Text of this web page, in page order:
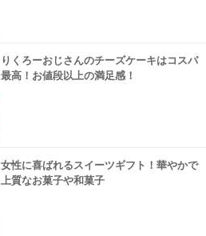
りくろーおじさんのチーズケーキはコスパ
最高！お値段以上の満足感！
女性に喜ばれるスイーツギフト！華やかで
上質なお菓子や和菓子